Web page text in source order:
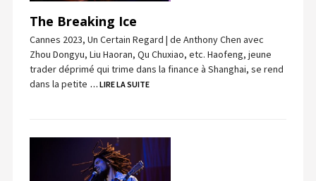
The Breaking Ice
Cannes 2023, Un Certain Regard | de Anthony Chen avec
Zhou Dongyu, Liu Haoran, Qu Chuxiao, etc. Haofeng, jeune
trader déprimé qui trime dans la finance à Shanghai, se rend
dans la petite … LIRE LA SUITE